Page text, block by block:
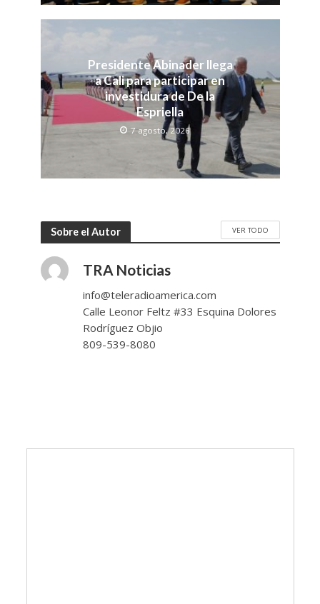
Presidente Abinader llega
a Cali para participar en
investidura de De la
Espriella
7 agosto, 2026
Sobre el Autor VER TODO
TRA Noticias
info@teleradioamerica.com
Calle Leonor Feltz #33 Esquina Dolores
Rodríguez Objio
809-539-8080